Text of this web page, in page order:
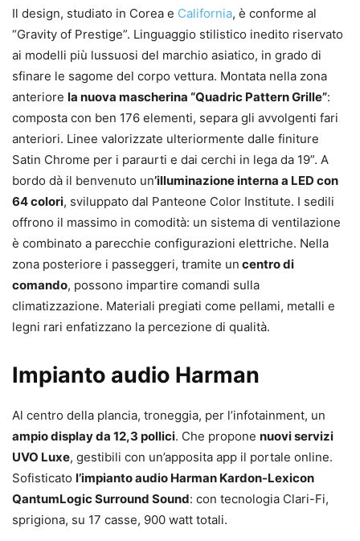
Il design, studiato in Corea e California, è conforme al
“Gravity of Prestige”. Linguaggio stilistico inedito riservato
ai modelli più lussuosi del marchio asiatico, in grado di
sfinare le sagome del corpo vettura. Montata nella zona
anteriore la nuova mascherina “Quadric Pattern Grille”:
composta con ben 176 elementi, separa gli avvolgenti fari
anteriori. Linee valorizzate ulteriormente dalle finiture
Satin Chrome per i paraurti e dai cerchi in lega da 19”. A
bordo dà il benvenuto un’illuminazione interna a LED con
64 colori, sviluppato dal Panteone Color Institute. I sedili
offrono il massimo in comodità: un sistema di ventilazione
è combinato a parecchie configurazioni elettriche. Nella
zona posteriore i passeggeri, tramite un centro di
comando, possono impartire comandi sulla
climatizzazione. Materiali pregiati come pellami, metalli e
legni rari enfatizzano la percezione di qualità.
Impianto audio Harman
Al centro della plancia, troneggia, per l’infotainment, un
ampio display da 12,3 pollici. Che propone nuovi servizi
UVO Luxe, gestibili con un’apposita app il portale online.
Sofisticato l’impianto audio Harman Kardon-Lexicon
QantumLogic Surround Sound: con tecnologia Clari-Fi,
sprigiona, su 17 casse, 900 watt totali.